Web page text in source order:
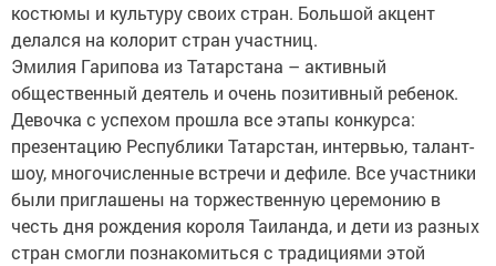
костюмы и культуру своих стран. Большой акцент
делался на колорит стран участниц.
Эмилия Гарипова из Татарстана – активный
общественный деятель и очень позитивный ребенок.
Девочка с успехом прошла все этапы конкурса:
презентацию Республики Татарстан, интервью, талант-
шоу, многочисленные встречи и дефиле. Все участники
были приглашены на торжественную церемонию в
честь дня рождения короля Таиланда, и дети из разных
стран смогли познакомиться с традициями этой